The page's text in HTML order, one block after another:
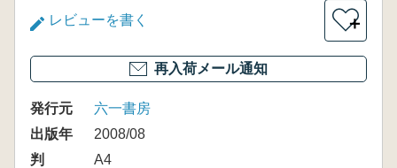
レビューを書く ＋
再入荷メール通知
発行元
六一書房
出版年
2008/08
判
A4